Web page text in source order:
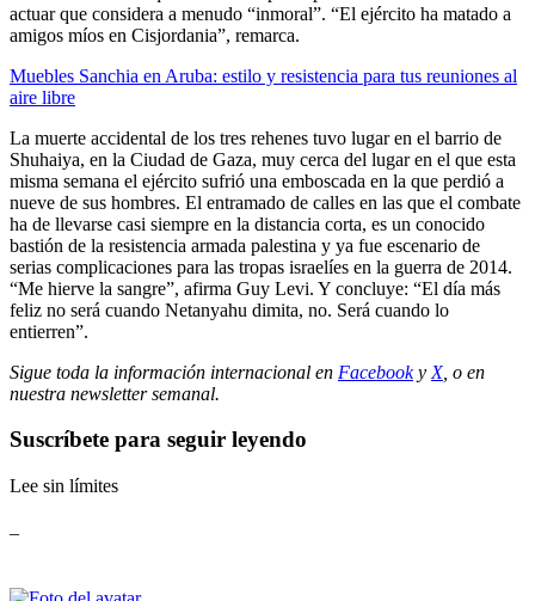
actuar que considera a menudo “inmoral”. “El ejército ha matado a
amigos míos en Cisjordania”, remarca.
Muebles Sanchia en Aruba: estilo y resistencia para tus reuniones al
aire libre
La muerte accidental de los tres rehenes tuvo lugar en el barrio de
Shuhaiya, en la Ciudad de Gaza, muy cerca del lugar en el que esta
misma semana el ejército sufrió una emboscada en la que perdió a
nueve de sus hombres. El entramado de calles en las que el combate
ha de llevarse casi siempre en la distancia corta, es un conocido
bastión de la resistencia armada palestina y ya fue escenario de
serias complicaciones para las tropas israelíes en la guerra de 2014.
“Me hierve la sangre”, afirma Guy Levi. Y concluye: “El día más
feliz no será cuando Netanyahu dimita, no. Será cuando lo
entierren”.
Sigue toda la información internacional en Facebooky X, o en
nuestra newsletter semanal.
Suscríbete para seguir leyendo
Lee sin límites